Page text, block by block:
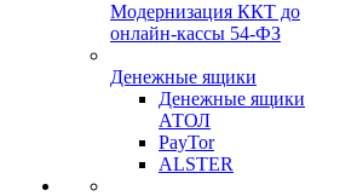
Модернизация ККТ до
онлайн-кассы 54-ФЗ
Денежные ящики
Денежные ящики
АТОЛ
PayTor
ALSTER